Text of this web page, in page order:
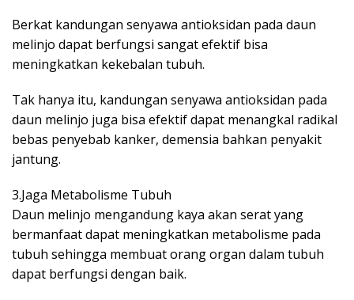
Berkat kandungan senyawa antioksidan pada daun
melinjo dapat berfungsi sangat efektif bisa
meningkatkan kekebalan tubuh.
Tak hanya itu, kandungan senyawa antioksidan pada
daun melinjo juga bisa efektif dapat menangkal radikal
bebas penyebab kanker, demensia bahkan penyakit
jantung.
3.Jaga Metabolisme Tubuh
Daun melinjo mengandung kaya akan serat yang
bermanfaat dapat meningkatkan metabolisme pada
tubuh sehingga membuat orang organ dalam tubuh
dapat berfungsi dengan baik.